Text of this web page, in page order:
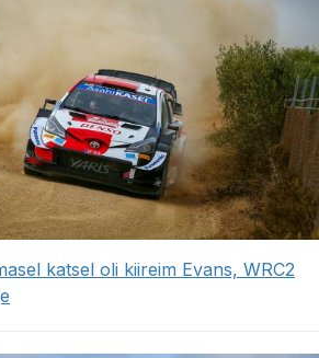
katsel oli kiireim Evans, WRC2